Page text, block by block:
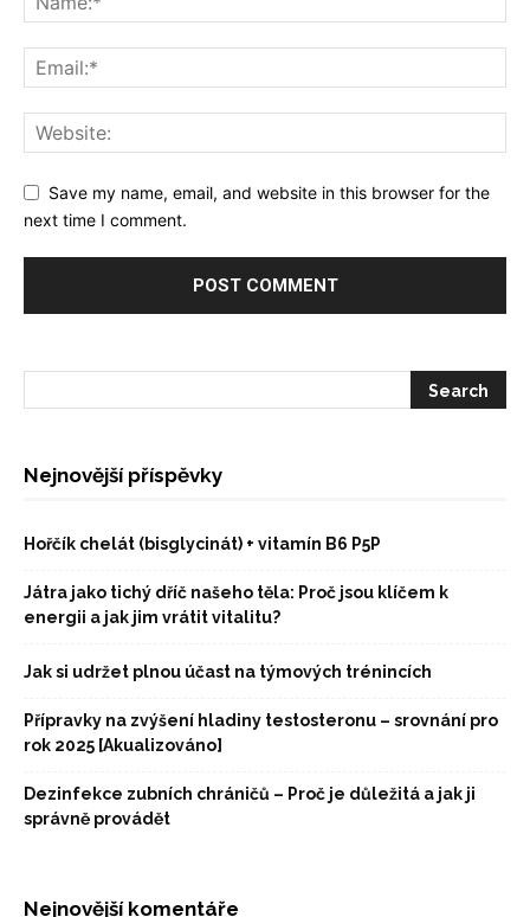
Save my name, email, and website in this browser for the
next time I comment.
Nejnovější příspěvky
Hořčík chelát (bisglycinát) + vitamín B6 P5P
Játra jako tichý dříč našeho těla: Proč jsou klíčem k
energii a jak jim vrátit vitalitu?
Jak si udržet plnou účast na týmových trénincích
Přípravky na zvýšení hladiny testosteronu – srovnání pro
rok 2025 [Akualizováno]
Dezinfekce zubních chráničů – Proč je důležitá a jak ji
správně provádět
Nejnovější komentáře